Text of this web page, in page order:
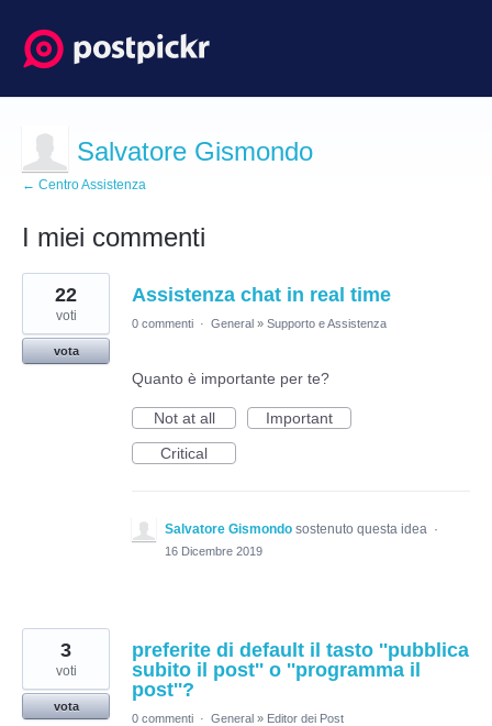
Salvatore Gismondo
← Centro Assistenza
I miei commenti
2
risultati
trovati
Assistenza chat in real time
22
voti
vota
0 commenti · General » Supporto e Assistenza
Quanto è importante per te?
Not at all
Important
Critical
Salvatore Gismondo sostenuto questa idea ·
16 Dicembre 2019
preferite di default il tasto ''pubblica
subito il post'' o ''programma il
post''?
3
voti
vota
0 commenti · General » Editor dei Post